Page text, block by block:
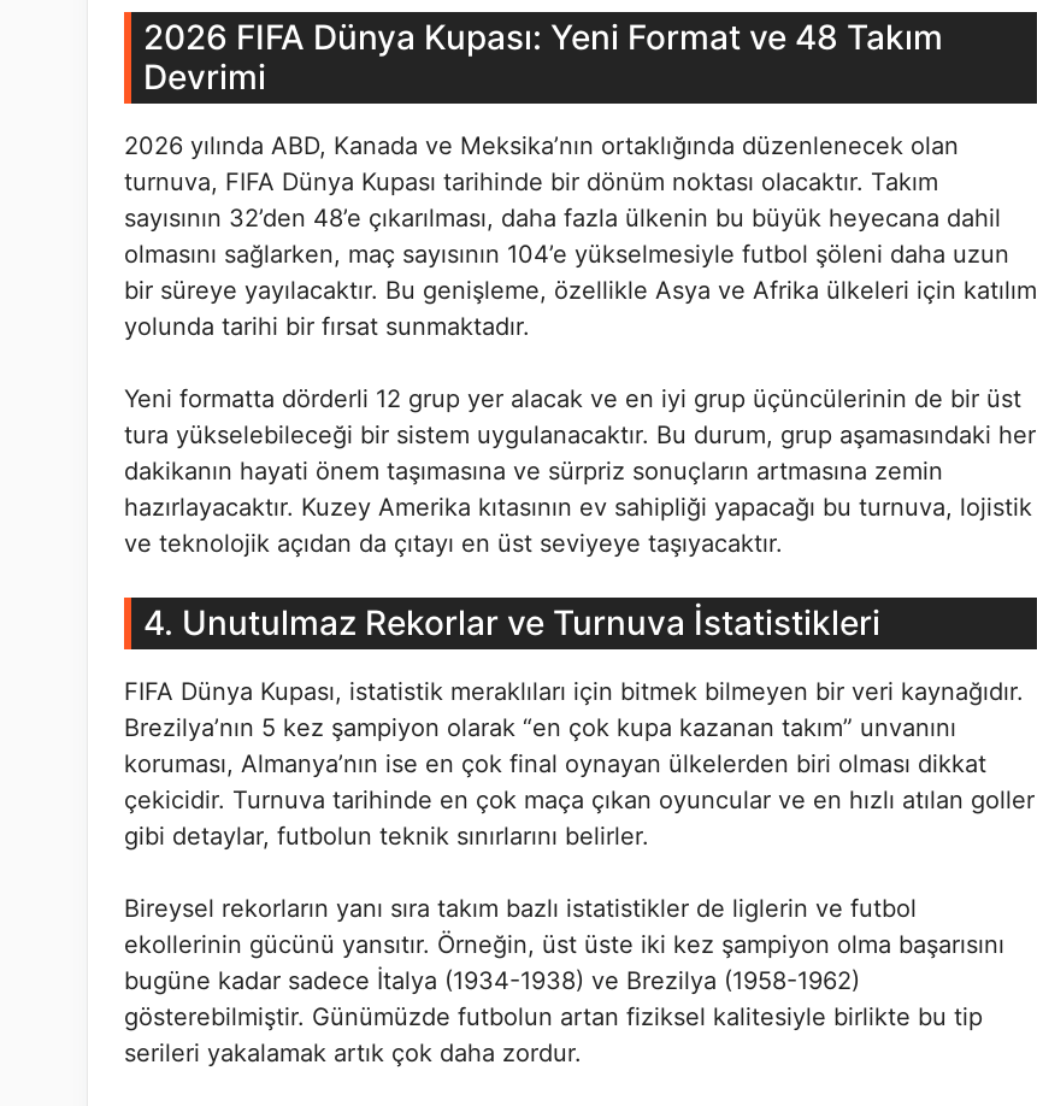
2026 FIFA Dünya Kupası: Yeni Format ve 48 Takım
Devrimi
2026 yılında ABD, Kanada ve Meksika’nın ortaklığında düzenlenecek olan
turnuva, FIFA Dünya Kupası tarihinde bir dönüm noktası olacaktır. Takım
sayısının 32’den 48’e çıkarılması, daha fazla ülkenin bu büyük heyecana dahil
olmasını sağlarken, maç sayısının 104’e yükselmesiyle futbol şöleni daha uzun
bir süreye yayılacaktır. Bu genişleme, özellikle Asya ve Afrika ülkeleri için katılım
yolunda tarihi bir fırsat sunmaktadır.
Yeni formatta dörderli 12 grup yer alacak ve en iyi grup üçüncülerinin de bir üst
tura yükselebileceği bir sistem uygulanacaktır. Bu durum, grup aşamasındaki her
dakikanın hayati önem taşımasına ve sürpriz sonuçların artmasına zemin
hazırlayacaktır. Kuzey Amerika kıtasının ev sahipliği yapacağı bu turnuva, lojistik
ve teknolojik açıdan da çıtayı en üst seviyeye taşıyacaktır.
4. Unutulmaz Rekorlar ve Turnuva İstatistikleri
FIFA Dünya Kupası, istatistik meraklıları için bitmek bilmeyen bir veri kaynağıdır.
Brezilya’nın 5 kez şampiyon olarak “en çok kupa kazanan takım” unvanını
koruması, Almanya’nın ise en çok final oynayan ülkelerden biri olması dikkat
çekicidir. Turnuva tarihinde en çok maça çıkan oyuncular ve en hızlı atılan goller
gibi detaylar, futbolun teknik sınırlarını belirler.
Bireysel rekorların yanı sıra takım bazlı istatistikler de liglerin ve futbol
ekollerinin gücünü yansıtır. Örneğin, üst üste iki kez şampiyon olma başarısını
bugüne kadar sadece İtalya (1934-1938) ve Brezilya (1958-1962)
gösterebilmiştir. Günümüzde futbolun artan fiziksel kalitesiyle birlikte bu tip
serileri yakalamak artık çok daha zordur.